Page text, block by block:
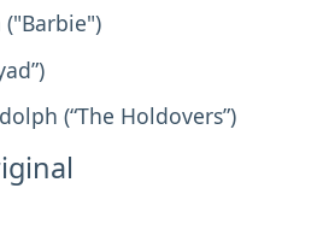
("Barbie")
(“The Holdovers”)